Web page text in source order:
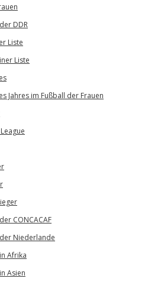
DDR
Liste
Liste
Jahres im Fußball der Frauen
CONCACAF
Niederlande
Afrika
Asien